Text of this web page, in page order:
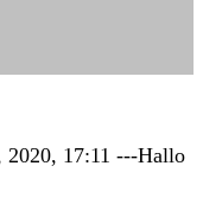
2020, 17:11 ---Hallo